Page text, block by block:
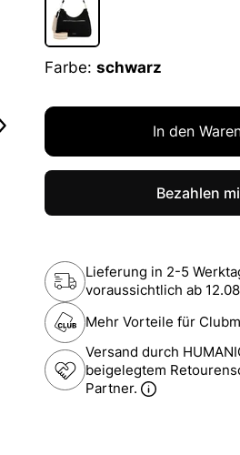
Farbe: schwarz
In den
Lieferung in 2-5
voraussichtlich ab
Mehr Vorteile für
Versand durch
beigelegtem
Partner.